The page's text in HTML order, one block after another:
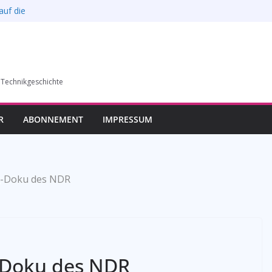
werden –
Vereins für
ABONNEMENT IMPRESSUM
des NDR
des NDR